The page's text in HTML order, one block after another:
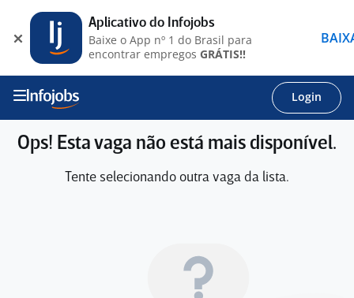
Login
Ops! Esta vaga não está mais disponível.
Tente selecionando outra vaga da lista.
Aplicativo do Infojobs
Baixe o App nº 1 do Brasil para
encontrar empregos GRÁTIS!!